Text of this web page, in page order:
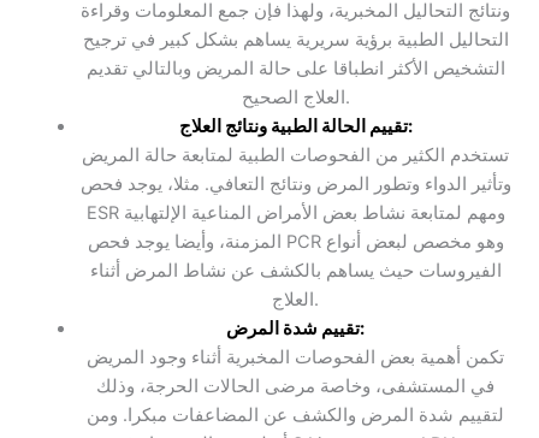
ونتائج التحاليل المخبرية، ولهذا فإن جمع المعلومات وقراءة
التحاليل الطبية برؤية سريرية يساهم بشكل كبير في ترجيح
التشخيص الأكثر انطباقا على حالة المريض وبالتالي تقديم
العلاج الصحيح.
تقييم الحالة الطبية ونتائج العلاج:
تستخدم الكثير من الفحوصات الطبية لمتابعة حالة المريض
وتأثير الدواء وتطور المرض ونتائج التعافي. مثلا، يوجد فحص
ESR ومهم لمتابعة نشاط بعض الأمراض المناعية الإلتهابية
المزمنة، وأيضا يوجد فحص PCR وهو مخصص لبعض أنواع
الفيروسات حيث يساهم بالكشف عن نشاط المرض أثناء
العلاج.
تقييم شدة المرض:
تكمن أهمية بعض الفحوصات المخبرية أثناء وجود المريض
في المستشفى، وخاصة مرضى الحالات الحرجة، وذلك
لتقييم شدة المرض والكشف عن المضاعفات مبكرا. ومن